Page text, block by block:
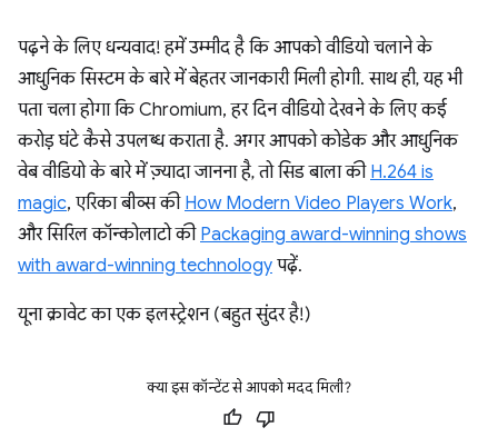
पढ़ने के लिए धन्यवाद! हमें उम्मीद है कि आपको वीडियो चलाने के
आधुनिक सिस्टम के बारे में बेहतर जानकारी मिली होगी. साथ ही, यह भी
पता चला होगा कि Chromium, हर दिन वीडियो देखने के लिए कई
करोड़ घंटे कैसे उपलब्ध कराता है. अगर आपको कोडेक और आधुनिक
वेब वीडियो के बारे में ज़्यादा जानना है, तो सिड बाला की H.264 is
magic, एरिका बीव्स की How Modern Video Players Work,
और सिरिल कॉन्कोलाटो की Packaging award-winning shows
with award-winning technology पढ़ें.
यूना क्रावेट का एक इलस्ट्रेशन (बहुत सुंदर है!)
क्या इस कॉन्टेंट से आपको मदद मिली?